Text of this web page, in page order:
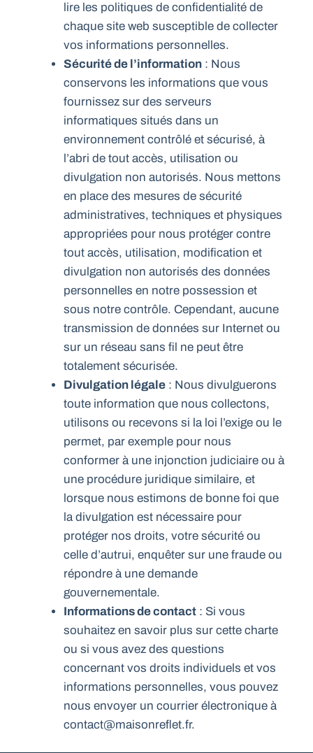
lire les politiques de confidentialité de
chaque site web susceptible de collecter
vos informations personnelles.
Sécurité de l’information : Nous
conservons les informations que vous
fournissez sur des serveurs
informatiques situés dans un
environnement contrôlé et sécurisé, à
l’abri de tout accès, utilisation ou
divulgation non autorisés. Nous mettons
en place des mesures de sécurité
administratives, techniques et physiques
appropriées pour nous protéger contre
tout accès, utilisation, modification et
divulgation non autorisés des données
personnelles en notre possession et
sous notre contrôle. Cependant, aucune
transmission de données sur Internet ou
sur un réseau sans fil ne peut être
totalement sécurisée.
Divulgation légale : Nous divulguerons
toute information que nous collectons,
utilisons ou recevons si la loi l’exige ou le
permet, par exemple pour nous
conformer à une injonction judiciaire ou à
une procédure juridique similaire, et
lorsque nous estimons de bonne foi que
la divulgation est nécessaire pour
protéger nos droits, votre sécurité ou
celle d’autrui, enquêter sur une fraude ou
répondre à une demande
gouvernementale.
Informations de contact : Si vous
souhaitez en savoir plus sur cette charte
ou si vous avez des questions
concernant vos droits individuels et vos
informations personnelles, vous pouvez
nous envoyer un courrier électronique à
contact@maisonreflet.fr.